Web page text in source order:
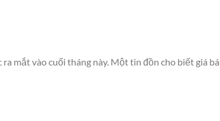
mắt vào cuối tháng này. Một tin đồn cho biết giá